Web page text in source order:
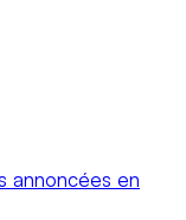
annoncées en